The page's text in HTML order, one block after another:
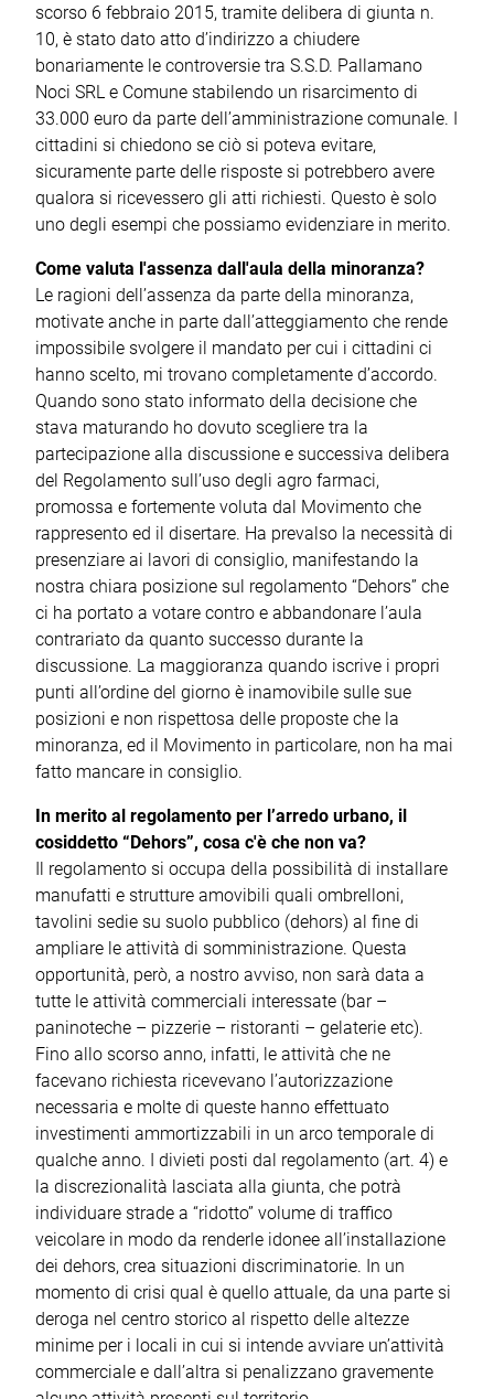
scorso 6 febbraio 2015, tramite delibera di giunta n.
10, è stato dato atto d’indirizzo a chiudere
bonariamente le controversie tra S.S.D. Pallamano
Noci SRL e Comune stabilendo un risarcimento di
33.000 euro da parte dell’amministrazione comunale. I
cittadini si chiedono se ciò si poteva evitare,
sicuramente parte delle risposte si potrebbero avere
qualora si ricevessero gli atti richiesti. Questo è solo
uno degli esempi che possiamo evidenziare in merito.
Come valuta l'assenza dall'aula della minoranza?
Le ragioni dell’assenza da parte della minoranza,
motivate anche in parte dall’atteggiamento che rende
impossibile svolgere il mandato per cui i cittadini ci
hanno scelto, mi trovano completamente d’accordo.
Quando sono stato informato della decisione che
stava maturando ho dovuto scegliere tra la
partecipazione alla discussione e successiva delibera
del Regolamento sull’uso degli agro farmaci,
promossa e fortemente voluta dal Movimento che
rappresento ed il disertare. Ha prevalso la necessità di
presenziare ai lavori di consiglio, manifestando la
nostra chiara posizione sul regolamento “Dehors” che
ci ha portato a votare contro e abbandonare l’aula
contrariato da quanto successo durante la
discussione. La maggioranza quando iscrive i propri
punti all’ordine del giorno è inamovibile sulle sue
posizioni e non rispettosa delle proposte che la
minoranza, ed il Movimento in particolare, non ha mai
fatto mancare in consiglio.
In merito al regolamento per l’arredo urbano, il
cosiddetto “Dehors”, cosa c'è che non va?
Il regolamento si occupa della possibilità di installare
manufatti e strutture amovibili quali ombrelloni,
tavolini sedie su suolo pubblico (dehors) al fine di
ampliare le attività di somministrazione. Questa
opportunità, però, a nostro avviso, non sarà data a
tutte le attività commerciali interessate (bar –
paninoteche – pizzerie – ristoranti – gelaterie etc).
Fino allo scorso anno, infatti, le attività che ne
facevano richiesta ricevevano l’autorizzazione
necessaria e molte di queste hanno effettuato
investimenti ammortizzabili in un arco temporale di
qualche anno. I divieti posti dal regolamento (art. 4) e
la discrezionalità lasciata alla giunta, che potrà
individuare strade a “ridotto” volume di traffico
veicolare in modo da renderle idonee all’installazione
dei dehors, crea situazioni discriminatorie. In un
momento di crisi qual è quello attuale, da una parte si
deroga nel centro storico al rispetto delle altezze
minime per i locali in cui si intende avviare un’attività
commerciale e dall’altra si penalizzano gravemente